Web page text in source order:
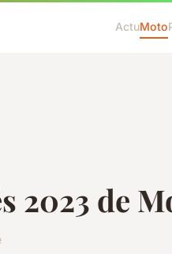
ActuMoto
2023 de